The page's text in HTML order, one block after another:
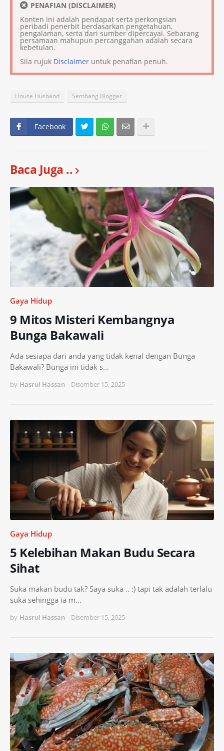
PENAFIAN (DISCLAIMER)
Konten ini adalah pendapat serta perkongsian
peribadi penerbit berdasarkan pengetahuan,
pengalaman, serta dari sumber dipercayai. Sebarang
persamaan mahupun percanggahan adalah secara
kebetulan.
Sila rujuk Disclaimer untuk penafian penuh.
House Husband Sembang Blogger
Facebook
Baca Juga ..
Gaya Hidup
9 Mitos Misteri Kembangnya
Bunga Bakawali
Ada sesiapa dari anda yang tidak kenal dengan Bunga
Bakawali? Bunga ini tidak s…
by Hasrul Hassan - Disember 15, 2025
Gaya Hidup
5 Kelebihan Makan Budu Secara
Sihat
Suka makan budu tak? Saya suka .. :) tapi tak adalah terlalu
suka sehingga ia m…
by Hasrul Hassan - Disember 15, 2025